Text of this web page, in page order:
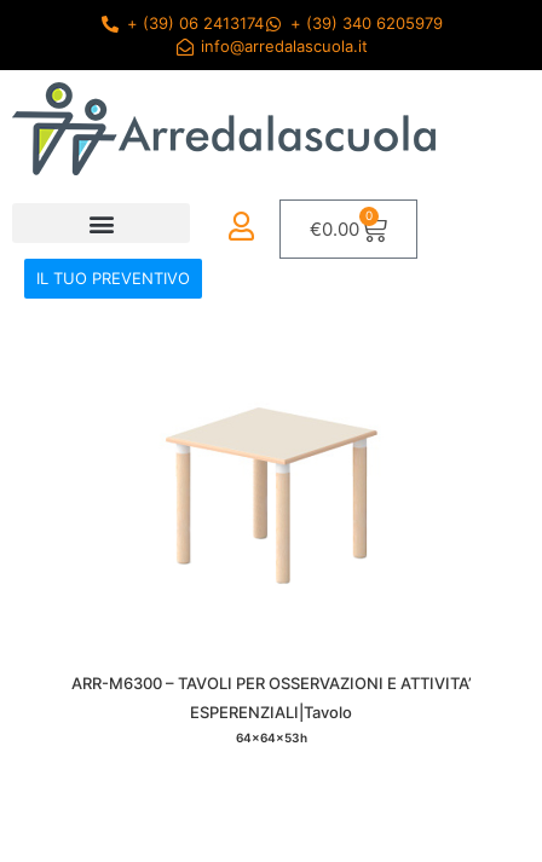
+ (39) 06 2413174
+ (39) 340 6205979
info@arredalascuola.it
€0.00
0
IL TUO PREVENTIVO
ARR-M6300 – TAVOLI PER OSSERVAZIONI E ATTIVITA’
ESPERENZIALI|Tavolo
64x64x53h